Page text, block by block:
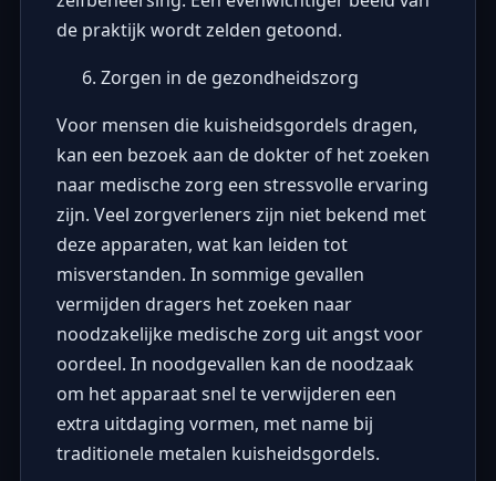
de praktijk wordt zelden getoond.
Zorgen in de gezondheidszorg
Voor mensen die kuisheidsgordels dragen,
kan een bezoek aan de dokter of het zoeken
naar medische zorg een stressvolle ervaring
zijn. Veel zorgverleners zijn niet bekend met
deze apparaten, wat kan leiden tot
misverstanden. In sommige gevallen
vermijden dragers het zoeken naar
noodzakelijke medische zorg uit angst voor
oordeel. In noodgevallen kan de noodzaak
om het apparaat snel te verwijderen een
extra uitdaging vormen, met name bij
traditionele metalen kuisheidsgordels.